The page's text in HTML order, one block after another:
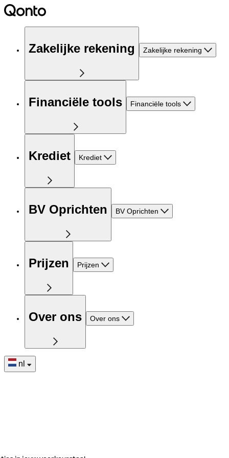
Zakelijke rekening Zakelijke rekening
Financiële tools Financiële tools
Krediet Krediet
BV Oprichten BV Oprichten
Prijzen Prijzen
Over ons Over ons
nl